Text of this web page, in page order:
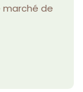
marché de